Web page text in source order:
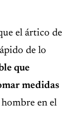
el ártico de
de lo
que
medidas
en el